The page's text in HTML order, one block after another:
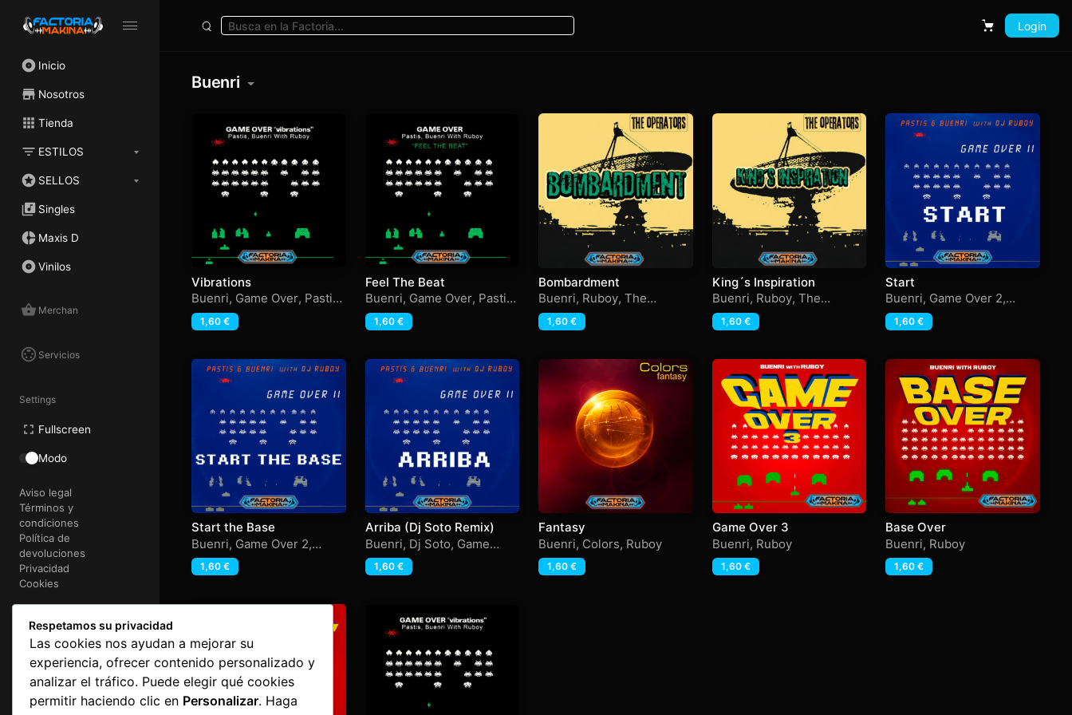
Carrito
Login
Inicio
Nosotros
Tienda
ESTILOS
SELLOS
Singles
Maxis D
Vinilos
Merchan
Servicios
Settings
Fullscreen
Modo
Aviso legal
Términos y
condiciones
Política de
devoluciones
Privacidad
Cookies
Art&Codee-lectronica
Buenri
Vibrations
Buenri, Game Over, Pastis,
Ruboy
1,60 €
Feel The Beat
Buenri, Game Over, Pastis,
Ruboy
1,60 €
Bombardment
Buenri, Ruboy,The
Operators
1,60€
King´s Inspiration
Buenri, Ruboy, The
Operators
1,60 €
Start
Buenri, Game Over 2,
Pastis,Ruboy
1,60€
Start the Base
Buenri, Game Over 2,
Pastis,Ruboy
1,60 €
Arriba (Dj Soto Remix)
Buenri, Dj Soto, Game
Over 2,Pastis
1,60 €
Fantasy
Buenri, Colors, Ruboy
1,60€
Game Over 3
Buenri, Ruboy
1,60 €
Base Over
Buenri, Ruboy
1,60€
Respetamos su privacidad
Las cookies nos ayudan a mejorar su
experiencia, ofrecer contenido personalizado y
analizar el tráfico. Puede elegir qué cookies
permitir haciendo clic en Personalizar. Haga